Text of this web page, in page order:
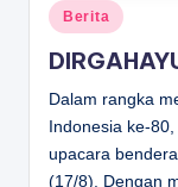
Posted
in
Berita
Dalam rangka
Indonesia ke-
upacara
(17/8). Dengan